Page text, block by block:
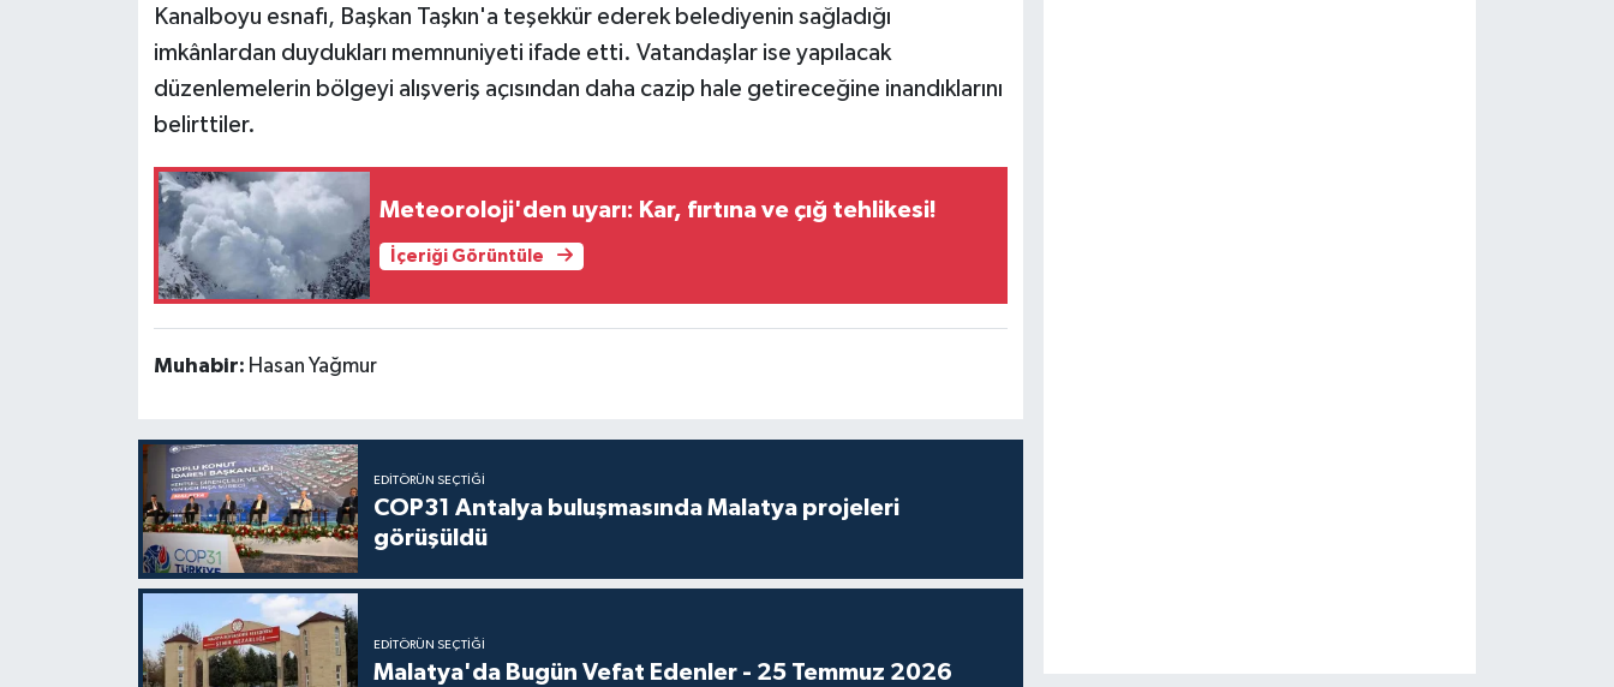
Kanalboyu esnafı, Başkan Taşkın'a teşekkür ederek belediyenin sağladığı
imkânlardan duydukları memnuniyeti ifade etti. Vatandaşlar ise yapılacak
düzenlemelerin bölgeyi alışveriş açısından daha cazip hale getireceğine inandıklarını
belirttiler.
Meteoroloji'den uyarı: Kar, fırtına ve çığ tehlikesi!
İçeriği Görüntüle
Muhabir: Hasan Yağmur
EDITÖRÜN SEÇTIĞI
COP31 Antalya buluşmasında Malatya projeleri
görüşüldü
EDITÖRÜN SEÇTIĞI
Malatya'da Bugün Vefat Edenler - 25 Temmuz 2026